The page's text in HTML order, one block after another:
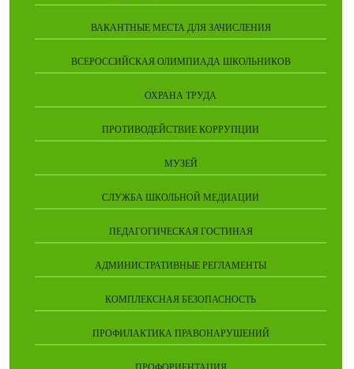
ВАКАНТНЫЕ МЕСТА ДЛЯ ЗАЧИСЛЕНИЯ
ВСЕРОССИЙСКАЯ ОЛИМПИАДА ШКОЛЬНИКОВ
ОХРАНА ТРУДА
ПРОТИВОДЕЙСТВИЕ КОРРУПЦИИ
МУЗЕЙ
СЛУЖБА ШКОЛЬНОЙ МЕДИАЦИИ
ПЕДАГОГИЧЕСКАЯ ГОСТИНАЯ
АДМИНИСТРАТИВНЫЕ РЕГЛАМЕНТЫ
КОМПЛЕКСНАЯ БЕЗОПАСНОСТЬ
ПРОФИЛАКТИКА ПРАВОНАРУШЕНИЙ